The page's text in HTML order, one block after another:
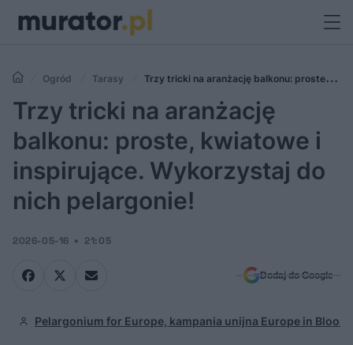
Ogród Tarasy
Trzy tricki na aranżację balkonu: proste,
kwiatowe i inspirujące. Wykorzystaj do nich pelargonie!
Trzy tricki na aranżację
balkonu: proste, kwiatowe i
inspirujące. Wykorzystaj do
nich pelargonie!
2026-05-16 21:05
Dodaj do Google
Pelargonium for Europe, kampania unijna Europe in Bloom